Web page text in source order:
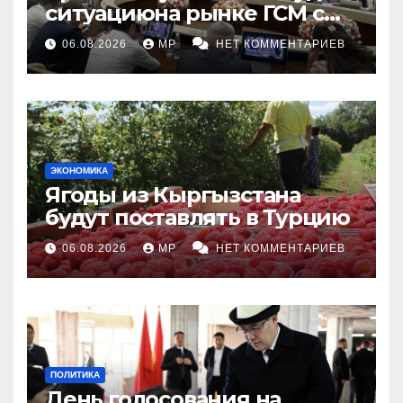
ситуациюна рынке ГСМ с
топливными компаниями
06.08.2026 MP НЕТ КОММЕНТАРИЕВ
ЭКОНОМИКА
Ягоды из Кыргызстана
будут поставлять в Турцию
06.08.2026 MP НЕТ КОММЕНТАРИЕВ
ПОЛИТИКА